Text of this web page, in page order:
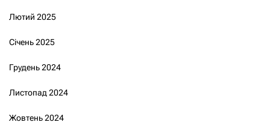
Лютий 2025
Січень 2025
Грудень 2024
Листопад 2024
Жовтень 2024